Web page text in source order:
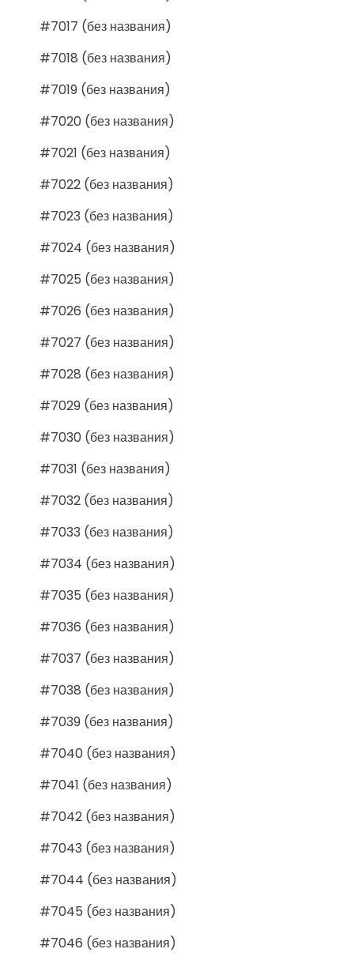
#7017 (без названия)
#7018 (без названия)
#7019 (без названия)
#7020 (без названия)
#7021 (без названия)
#7022 (без названия)
#7023 (без названия)
#7024 (без названия)
#7025 (без названия)
#7026 (без названия)
#7027 (без названия)
#7028 (без названия)
#7029 (без названия)
#7030 (без названия)
#7031 (без названия)
#7032 (без названия)
#7033 (без названия)
#7034 (без названия)
#7035 (без названия)
#7036 (без названия)
#7037 (без названия)
#7038 (без названия)
#7039 (без названия)
#7040 (без названия)
#7041 (без названия)
#7042 (без названия)
#7043 (без названия)
#7044 (без названия)
#7045 (без названия)
#7046 (без названия)